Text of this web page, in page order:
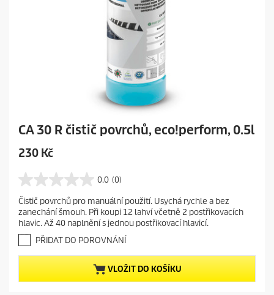
CA 30 R čistič povrchů, eco!perform, 0.5l
C
r
r
e
n
t
p
r
o
d
230 Kč
0.0 (0)
0
.
0
z
5
ě
z
d
Čistič povrchů pro manuální použití. Usychá rychle a bez
zanechání šmouh. Při koupi 12 lahví včetně 2 postřikovacích
hlavic. Až 40 naplnění s jednou postřikovací hlavicí.
PŘIDAT DO POROVNÁNÍ
VLOŽIT DO KOŠÍKU